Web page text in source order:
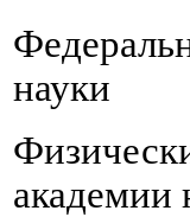
науки
академии